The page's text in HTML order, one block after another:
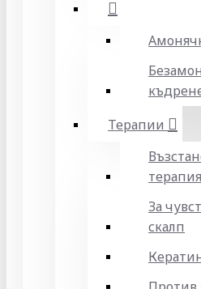
Терапии
терапия
За
скалп